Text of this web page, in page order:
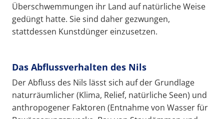
Überschwemmungen ihr Land auf natürliche Weise
gedüngt hatte. Sie sind daher gezwungen,
stattdessen Kunstdünger einzusetzen.
Das Abflussverhalten des Nils
Der Abfluss des Nils lässt sich auf der Grundlage
naturräumlicher (Klima, Relief, natürliche Seen) und
anthropogener Faktoren (Entnahme von Wasser für